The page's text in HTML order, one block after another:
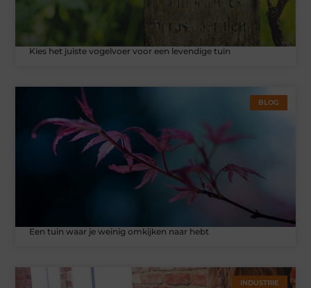
Kies het juiste vogelvoer voor een levendige tuin
BLOG
Een tuin waar je weinig omkijken naar hebt
INDUSTRIE